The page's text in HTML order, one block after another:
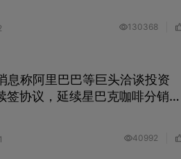
130368
称阿里巴巴等巨头洽谈投资
协议，延续星巴克咖啡分销合
40992